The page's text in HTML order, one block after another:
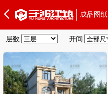
成品图纸
层数 开间